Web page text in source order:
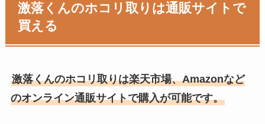
激落くんのホコリ取りは通販サイトで
買える
激落くんのホコリ取りは楽天市場、Amazonなど
のオンライン通販サイトで購入が可能です。